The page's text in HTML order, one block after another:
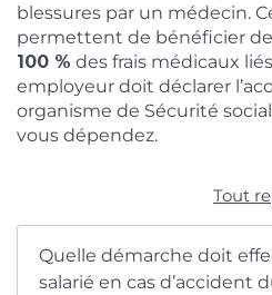
blessures par un médecin.
permettent de bénéficier de
100 % des frais médicaux
employeur doit déclarer
organisme de Sécurité
vous dépendez.
Tout
Quelle démarche doit
salarié en cas d’accident